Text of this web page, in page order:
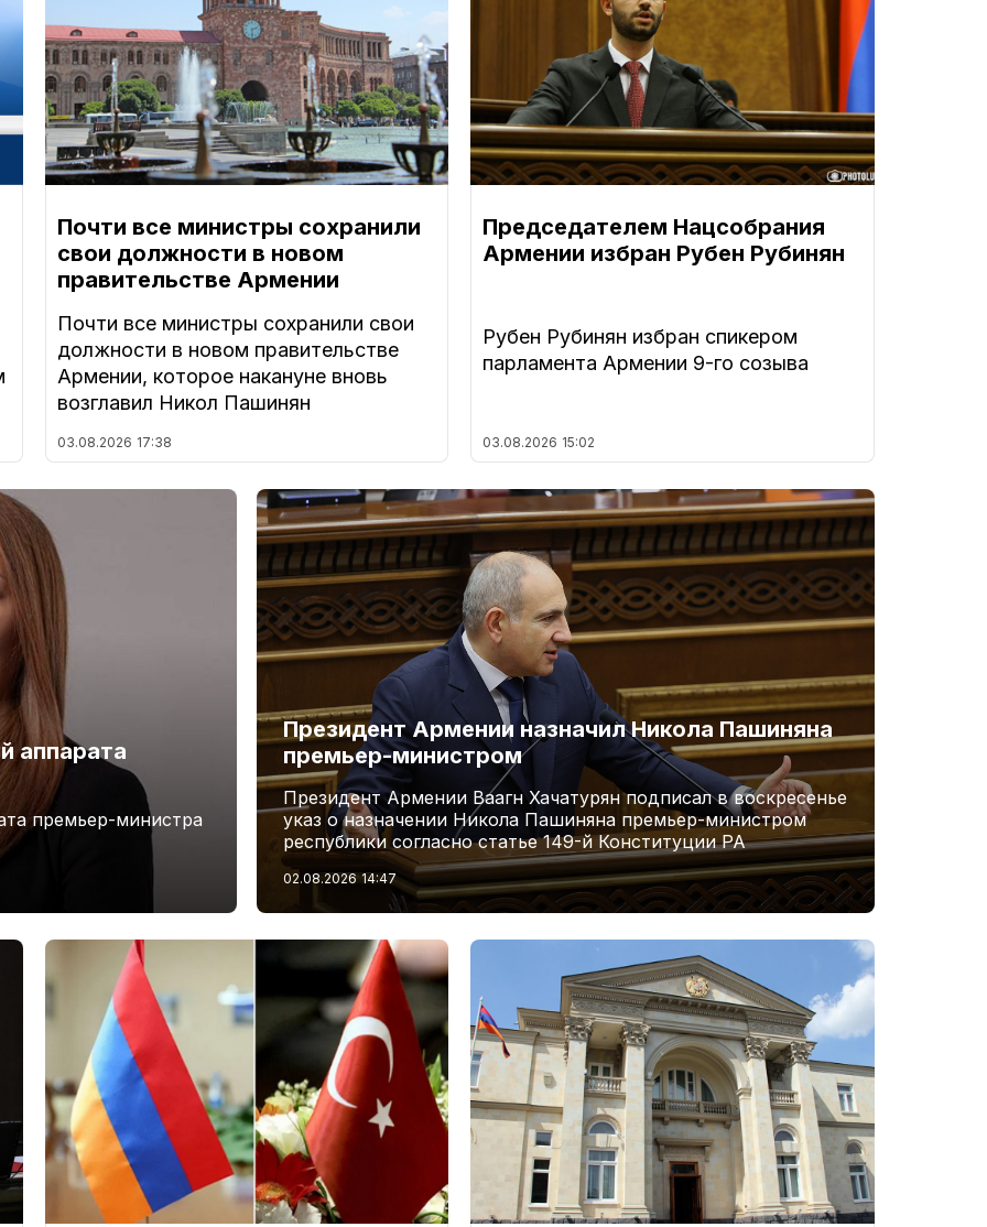
Почти все министры сохранили
свои должности в новом
правительстве Армении
Почти все министры сохранили свои
должности в новом правительстве
Армении, которое накануне вновь
возглавил Никол Пашинян
03.08.2026 17:38
Председателем Нацсобрания
Армении избран Рубен Рубинян
Рубен Рубинян избран спикером
парламента Армении 9-го созыва
03.08.2026 15:02
аппарата
премьер-министра
Президент Армении назначил Никола Пашиняна
премьер-министром
Президент Армении Ваагн Хачатурян подписал в воскресенье
указ о назначении Никола Пашиняна премьер-министром
республики согласно статье 149-й Конституции РА
02.08.2026 14:47